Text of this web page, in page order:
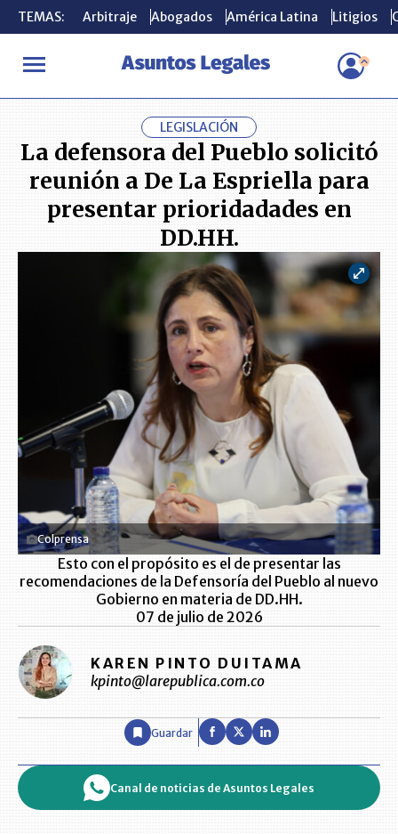
TEMAS: Arbitraje Abogados América Latina Litigios
INICIO ACTUALIDAD La defensora del Pueblo solicitó reunión
TEMAS: Arbitraje Abogados América Latina Litigios
LEGISLACIÓN
La defensora del Pueblo solicitó
reunión a De La Espriella para
presentar prioridadades en
DD.HH.
Colprensa
Esto con el propósito es el de presentar las
recomendaciones de la Defensoría del Pueblo al nuevo
Gobierno en materia de DD.HH.
07 de julio de 2026
KAREN PINTO DUITAMA
kpinto@larepublica.com.co
Guardar
Canal de noticias de Asuntos Legales